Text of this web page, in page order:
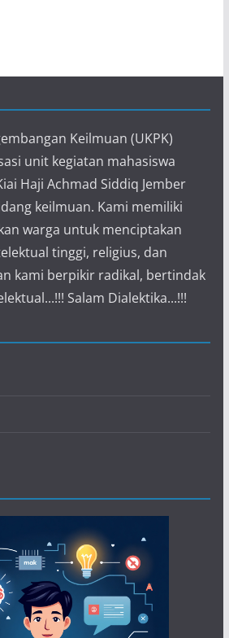
Keilmuan (UKPK)
unit kegiatan mahasiswa
Haji Achmad Siddiq Jember
keilmuan. Kami memiliki
warga untuk menciptakan
tinggi, religius, dan
kami berpikir radikal, bertindak
Salam Dialektika...!!!